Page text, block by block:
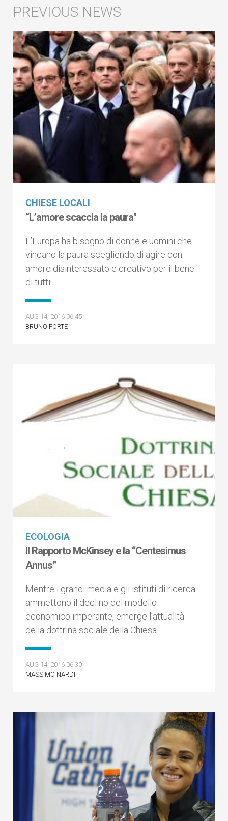
CHIESE LOCALI
“L’amore scaccia la paura"
L’Europa ha bisogno di donne e uomini che
vincano la paura scegliendo di agire con
amore disinteressato e creativo per il bene
di tutti.
AUG 14, 2016 06:45
BRUNO FORTE
ECOLOGIA
Il Rapporto McKinsey e la “Centesimus
Annus”
Mentre i grandi media e gli istituti di ricerca
ammettono il declino del modello
economico imperante, emerge l’attualità
della dottrina sociale della Chiesa.
AUG 14, 2016 06:30
MASSIMO NARDI